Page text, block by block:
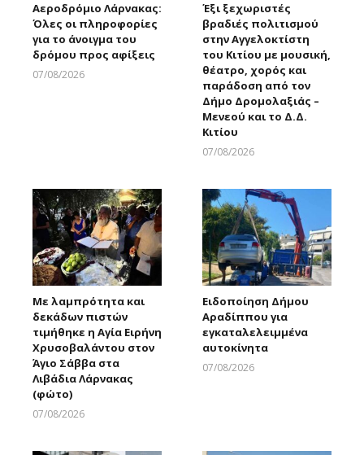
Αεροδρόμιο Λάρνακας:
Όλες οι πληροφορίες
για το άνοιγμα του
δρόμου προς αφίξεις
07/08/2026
Έξι ξεχωριστές
βραδιές πολιτισμού
στην Αγγελοκτίστη
του Κιτίου με μουσική,
θέατρο, χορός και
παράδοση από τον
Δήμο Δρομολαξιάς –
Μενεού και το Δ.Δ.
Κιτίου
07/08/2026
Με λαμπρότητα και
δεκάδων πιστών
τιμήθηκε η Αγία Ειρήνη
Χρυσοβαλάντου στον
Άγιο Σάββα στα
Λιβάδια Λάρνακας
(φώτο)
07/08/2026
Ειδοποίηση Δήμου
Αραδίππου για
εγκαταλελειμμένα
αυτοκίνητα
07/08/2026